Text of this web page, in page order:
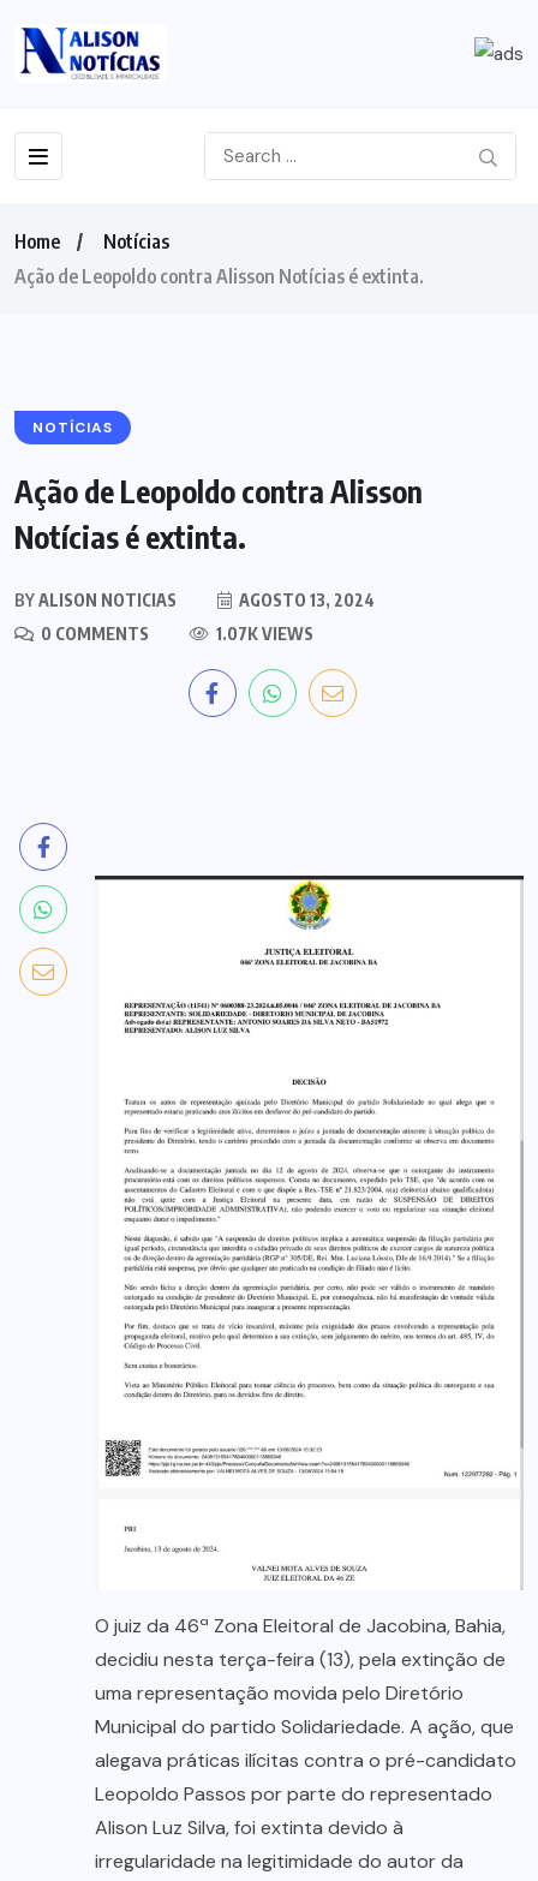
Home
Notícias
Ação de Leopoldo contra Alisson Notícias é extinta.
NOTÍCIAS
Ação de Leopoldo contra Alisson
Notícias é extinta.
BYALISON NOTICIAS
AGOSTO 13, 2024
0 COMMENTS
1.07K VIEWS
O juiz da 46ª Zona Eleitoral de Jacobina, Bahia,
decidiu nesta terça-feira (13), pela extinção de
uma representação movida pelo Diretório
Municipal do partido Solidariedade. A ação, que
alegava práticas ilícitas contra o pré-candidato
Leopoldo Passos por parte do representado
Alison Luz Silva, foi extinta devido à
irregularidade na legitimidade do autor da